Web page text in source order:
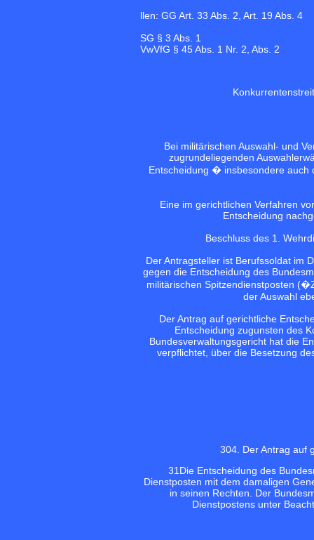
llen: GG Art. 33 Abs. 2, Art. 19 Abs. 4
SG § 3 Abs. 1
VwVfG § 45 Abs. 1 Nr. 2, Abs. 2
Bei militärischen Auswahl- und
zugrundeliegenden
Entscheidung � insbesondere
Eine im gerichtlichen Verfahren
Entscheidung
Beschluss des 1.
Der Antragsteller ist Berufssoldat im
gegen die Entscheidung des
militärischen Spitzendienstposten
der Auswahl
Der Antrag auf gerichtliche
Entscheidung zugunsten des
Bundesverwaltungsgericht hat die
verpflichtet, über die Besetzung
304. Der Antrag auf
31Die Entscheidung des
Dienstposten mit dem damaligen
in seinen Rechten. Der
Dienstpostens unter